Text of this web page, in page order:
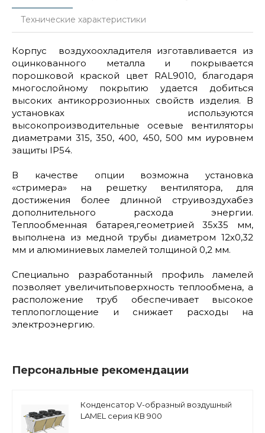
Технические характеристики
Корпус воздухоохладителя изготавливается из
оцинкованного металла и покрывается
порошковой краской цвет RAL9010, благодаря
многослойному покрытию удается добиться
высоких антикоррозионных свойств изделия. В
установках используются
высокопроизводительные осевые вентиляторы
диаметрами 315, 350, 400, 450, 500 мм иуровнем
защиты IP54.
В качестве опции возможна установка
«стримера» на решетку вентилятора, для
достижения более длинной струивоздухабез
дополнительного расхода энергии.
Теплообменная батарея,геометрией 35х35 мм,
выполнена из медной трубы диаметром 12х0,32
мм и алюминиевых ламелей толщиной 0,2 мм.
Специально разработанный профиль ламелей
позволяет увеличитьповерхность теплообмена, а
расположение труб обеспечивает высокое
теплопоглощение и снижает расходы на
электроэнергию.
Персональные рекомендации
Конденсатор V-образный воздушный
LAMEL серия КВ 900